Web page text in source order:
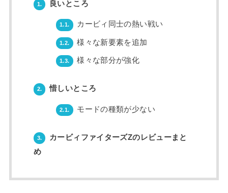
1. 良いところ
1.1. カービィ同士の熱い戦い
1.2. 様々な新要素を追加
1.3. 様々な部分が強化
2. 惜しいところ
2.1. モードの種類が少ない
3.
カービィファイターズZのレビューまと
め